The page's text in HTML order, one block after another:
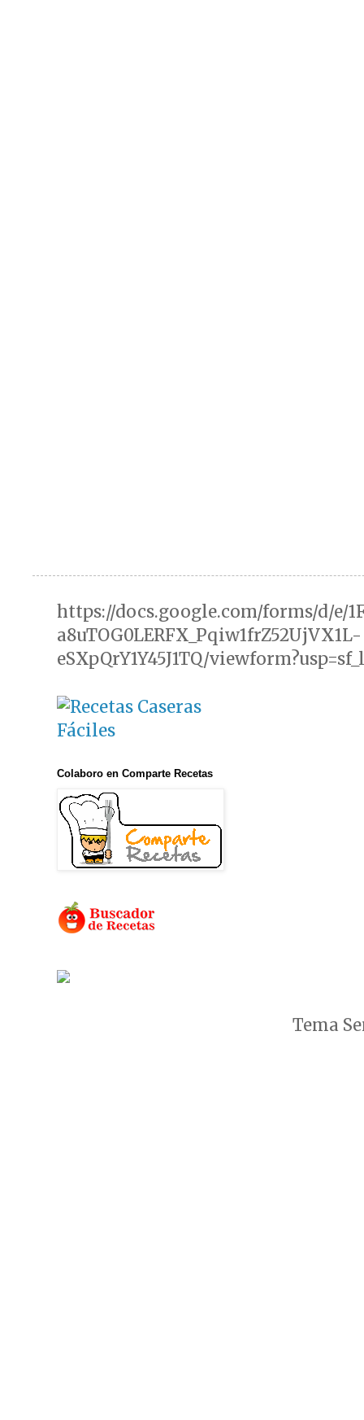
https://docs.google.com/forms/d/e/
a8uTOG0LERFX_Pqiw1frZ52UjVX1L-
eSXpQrY1Y45J1TQ/
Colaboro en Comparte Recetas
Tema